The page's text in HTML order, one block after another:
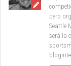
pero
Seattle
será la